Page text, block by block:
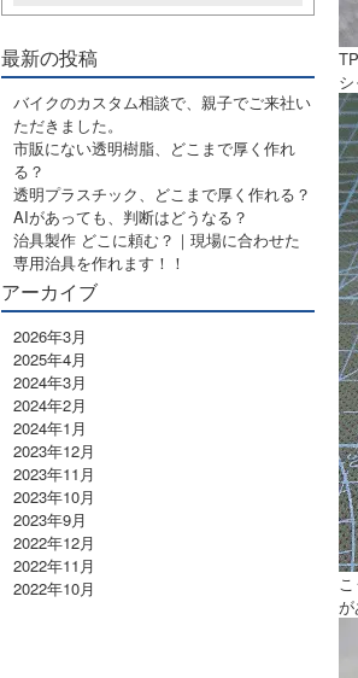
最新の投稿
バイクのカスタム相談で、親子でご来社い
ただきました。
市販にない透明樹脂、どこまで厚く作れ
る？
透明プラスチック、どこまで厚く作れる？
AIがあっても、判断はどうなる？
治具製作 どこに頼む？｜現場に合わせた
専用治具を作れます！！
アーカイブ
2026年3月
2025年4月
2024年3月
2024年2月
2024年1月
2023年12月
2023年11月
2023年10月
2023年9月
2022年12月
2022年11月
2022年10月